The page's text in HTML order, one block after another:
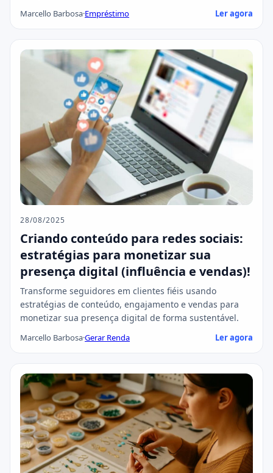
Marcello Barbosa·Empréstimo Ler agora
28/08/2025
Criando conteúdo para redes sociais:
estratégias para monetizar sua
presença digital (influência e vendas)!
Transforme seguidores em clientes fiéis usando
estratégias de conteúdo, engajamento e vendas para
monetizar sua presença digital de forma sustentável.
Marcello Barbosa·Gerar Renda Ler agora